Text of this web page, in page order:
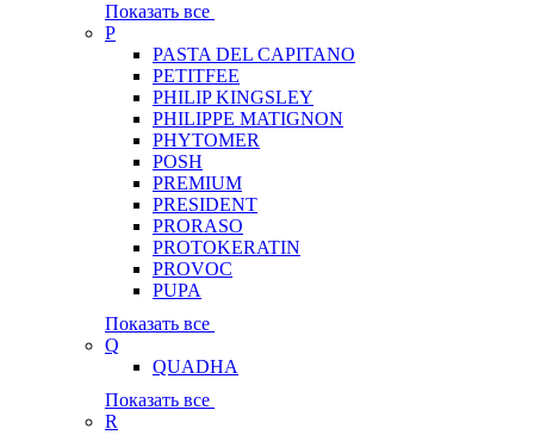
Показать все
P
PASTA DEL CAPITANO
PETITFEE
PHILIP KINGSLEY
PHILIPPE MATIGNON
PHYTOMER
POSH
PREMIUM
PRESIDENT
PRORASO
PROTOKERATIN
PROVOC
PUPA
Показать все
Q
QUADHA
Показать все
R